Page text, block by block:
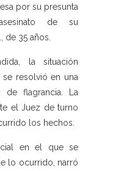
por su presunta
de su
de 35 años.
la situación
resolvió en una
de flagrancia. La
el Juez de turno
los hechos.
en el que se
lo ocurrido, narró